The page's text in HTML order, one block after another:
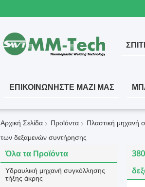
ΣΠΊΤΙ
ΕΠΙΚΟΙΝΩΝΉΣΤΕ ΜΑΖΊ ΜΑΣ
Αρχική Σελίδα Προϊόντα Πλαστική μηχανή
των δεξαμενών συντήρησης
Όλα τα Προϊόντα
Υδραυλική μηχανή συγκόλλησης
τήξης άκρης